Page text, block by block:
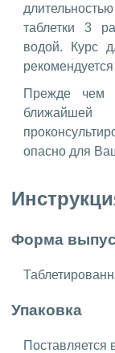
таблетки 3
водой. Курс
Прежде чем
ближайшей
опасно для
Форма
Упаковка
Поставляется